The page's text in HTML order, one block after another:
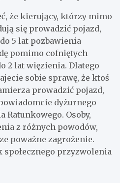
że kierujący, którzy mimo
się prowadzić pojazd,
5 lat pozbawienia
pomimo cofniętych
2 lat więzienia. Dlatego
sobie sprawę, że ktoś
prowadzić pojazd,
dyżurnego
Ratunkowego. Osoby,
z różnych powodów,
poważne zagrożenie.
społecznego przyzwolenia